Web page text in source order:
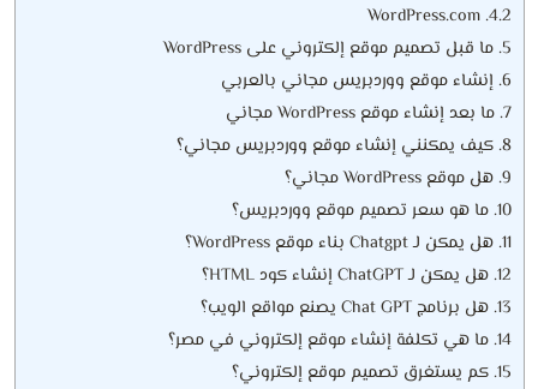
4.2.
WordPress.com
5. ما قبل تصميم موقع إلكتروني على WordPress
6. إنشاء موقع ووردبريس مجاني بالعربي
7. ما بعد إنشاء موقع WordPress مجاني
8. كيف يمكنني إنشاء موقع ووردبريس مجاني؟
9. هل موقع WordPress مجاني؟
10. ما هو سعر تصميم موقع ووردبريس؟
11. هل يمكن لـ Chatgpt بناء موقع WordPress؟
12. هل يمكن لـ ChatGPT إنشاء كود HTML؟
13. هل برنامج Chat GPT يصنع مواقع الويب؟
14. ما هي تكلفة إنشاء موقع إلكتروني في مصر؟
15. كم يستغرق تصميم موقع إلكتروني؟